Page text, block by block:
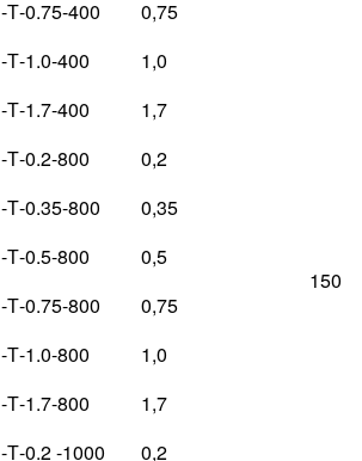
-Т-0.75-400
0,75
-Т-1.0-400
1,0
-Т-1.7-400
1,7
-Т-0.2-800 0,2
150
-Т-0.35-800
0,35
-Т-0.5-800
0,5
-Т-0.75-800
0,75
-Т-1.0-800
1,0
-Т-1.7-800
1,7
-Т-0.2 -1000 0,2